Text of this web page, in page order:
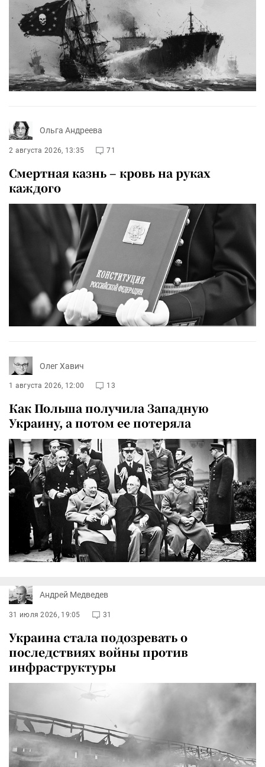
Ольга Андреева
2 августа 2026, 13:35 71
Смертная казнь – кровь на руках
каждого
Олег Хавич
1 августа 2026, 12:00 13
Как Польша получила Западную
Украину, а потом ее потеряла
Андрей Медведев
31 июля 2026, 19:05 31
Украина стала подозревать о
последствиях войны против
инфраструктуры